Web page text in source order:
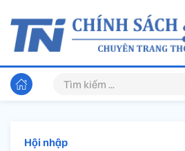
Hội nhập